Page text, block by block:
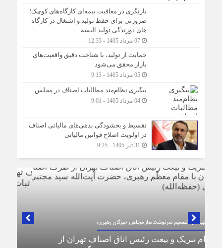
بازنگری در معافیت بیمه‌ای کارگاه‌های کوچک؛
ضرورتی برای حفظ تولید و اشتغال در کارگاه
های دوزندگی تولید البسه
07 مرداد 1405 - 12:33
حمایت از تولید، با شناخت دقیق واقعیت‌های
بازار محقق می‌شود
05 مرداد 1405 - 9:13
پیگیری نظام‌مند مطالبات اصناف در مجلس
04 مرداد 1405 - 9:01
تقسیط و بخشودگی بدهی‌های مالیاتی اصناف
در اولویت اصلاح قوانین مالیاتی